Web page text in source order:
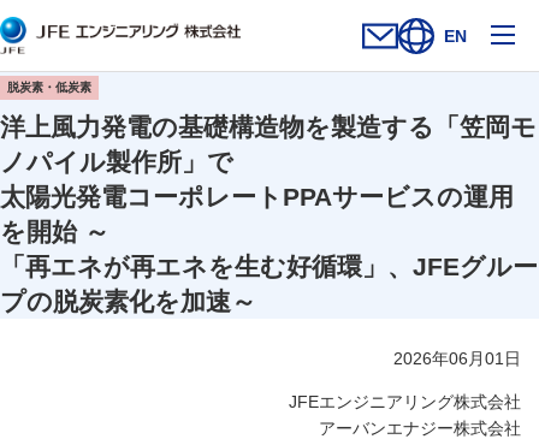
お問い合わせフォー
新規ウィンドウを開
サイト内検索を
EN
脱炭素・低炭素
洋上風力発電の基礎構造物を製造する「笠岡モ
ノパイル製作所」で
太陽光発電コーポレートPPAサービスの運用
を開始 ～
「再エネが再エネを生む好循環」、JFEグルー
プの脱炭素化を加速～
2026年06月01日
JFEエンジニアリング株式会社
アーバンエナジー株式会社